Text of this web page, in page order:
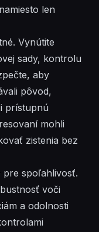
len
Vynútite
sady, kontrolu
aby
pôvod,
prístupnú
mohli
zistenia bez
spoľahlivosť.
voči
a odolnosti